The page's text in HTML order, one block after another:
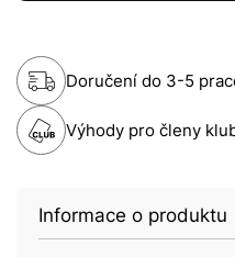
Doručení do 3-5
Výhody pro členy
Informace o produktu